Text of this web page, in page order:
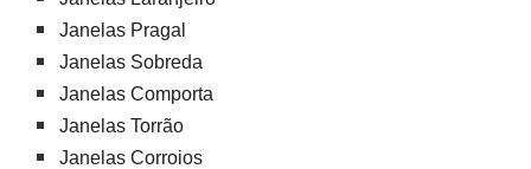
Janelas Pragal
Janelas Sobreda
Janelas Comporta
Janelas Torrão
Janelas Corroios